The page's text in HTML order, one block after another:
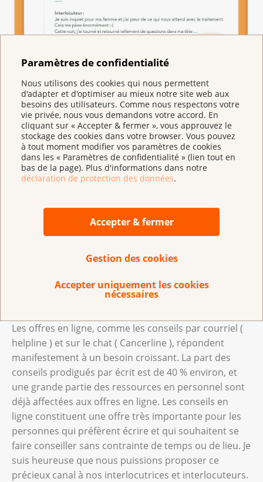
Paramètres de confidentialité
Nous utilisons des cookies qui nous permettent
d'adapter et d'optimiser au mieux notre site web aux
besoins des utilisateurs. Comme nous respectons votre
vie privée, nous vous demandons votre accord. En
cliquant sur « Accepter & fermer », vous approuvez le
stockage des cookies dans votre browser. Vous pouvez
à tout moment modifier vos paramètres de cookies
dans les « Paramètres de confidentialité » (lien tout en
bas de la page). Plus d'informations dans notre
déclaration de protection des données.
Accepter & fermer
Gestion des cookies
Accepter uniquement les cookies
nécessaires
La communication numérique n’est pas
contraignante. Arrive-t-il que des utilisateurs «
Oui, il arrive que la conversation s’interrompe
brusquement. Nous ne savons alors
technique ? Avons-nous posé la mauvaise question
Comment voyez-vous l’avenir du chat et du conseil
Les offres en ligne, comme les conseils par courriel (
helpline ) et sur le chat ( Cancerline ), répondent
manifestement à un besoin croissant. La part des
conseils prodigués par écrit est de 40 % environ, et
une grande partie des ressources en personnel sont
déjà affectées aux offres en ligne. Les conseils en
ligne constituent une offre très importante pour les
personnes qui préfèrent écrire et qui souhaitent se
faire conseiller sans contrainte de temps ou de lieu. Je
suis heureuse que nous puissions proposer ce
précieux canal à nos interlocutrices et interlocuteurs.